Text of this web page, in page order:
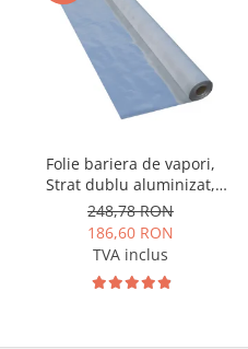
Folie bariera de vapori,
Strat dublu aluminizat,
MASTERFOL SD 100 ALU, 75
mp
248,78 RON
186,60 RON
TVA inclus